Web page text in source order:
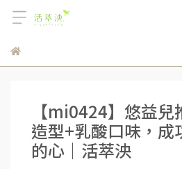
【mi0424】悠益
造型+乳酸口味，成
的心｜活萃泱